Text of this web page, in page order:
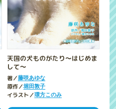
天国の犬ものがたり～はじめま
して～
著／藤咲あゆな
原作／堀田敦子
イラスト／環方このみ